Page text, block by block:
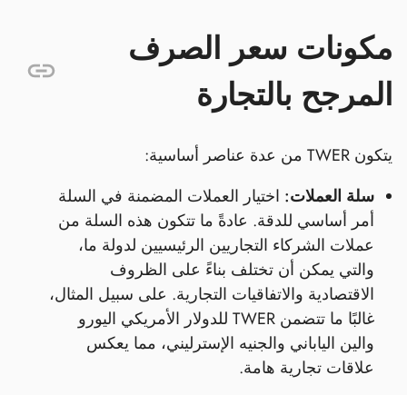
مكونات سعر الصرف
المرجح بالتجارة
يتكون TWER من عدة عناصر أساسية:
سلة العملات: اختيار العملات المضمنة في السلة
أمر أساسي للدقة. عادةً ما تتكون هذه السلة من
عملات الشركاء التجاريين الرئيسيين لدولة ما،
والتي يمكن أن تختلف بناءً على الظروف
الاقتصادية والاتفاقيات التجارية. على سبيل المثال،
غالبًا ما تتضمن TWER للدولار الأمريكي اليورو
والين الياباني والجنيه الإسترليني، مما يعكس
علاقات تجارية هامة.